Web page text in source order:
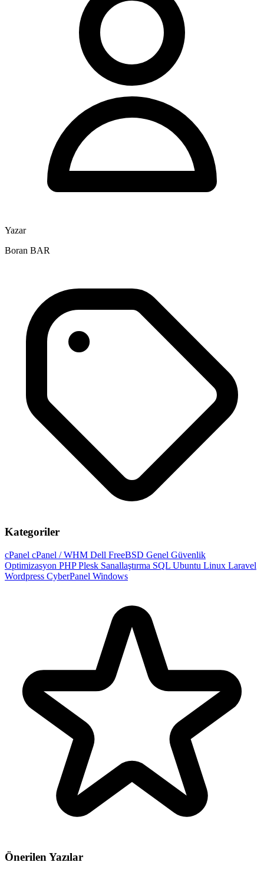
Yazar
Boran BAR
Kategoriler
cPanel cPanel / WHM Dell FreeBSD Genel Güvenlik
Optimizasyon PHPPlesk Sanallaştırma SQL Ubuntu Linux Laravel
Wordpress CyberPanel Windows
Önerilen Yazılar